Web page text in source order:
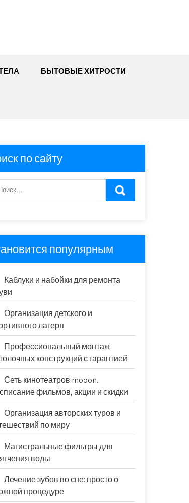
БЫТОВЫЕ ХИТРОСТИ
по сайту
популярным
Каблуки и набойки для ремонта
Организация детского и
лагеря
Профессиональный монтаж
конструкций с гарантией
Сеть кинотеатров mooon.
фильмов, акции и скидки
Организация авторских туров и
по миру
Магистральные фильтры для
воды
Лечение зубов во сне: просто о
процедуре